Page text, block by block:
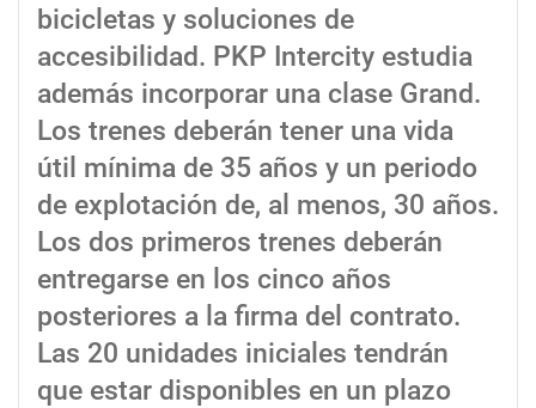
bicicletas y soluciones de
accesibilidad. PKP Intercity estudia
además incorporar una clase Grand.
Los trenes deberán tener una vida
útil mínima de 35 años y un periodo
de explotación de, al menos, 30 años.
Los dos primeros trenes deberán
entregarse en los cinco años
posteriores a la firma del contrato.
Las 20 unidades iniciales tendrán
que estar disponibles en un plazo